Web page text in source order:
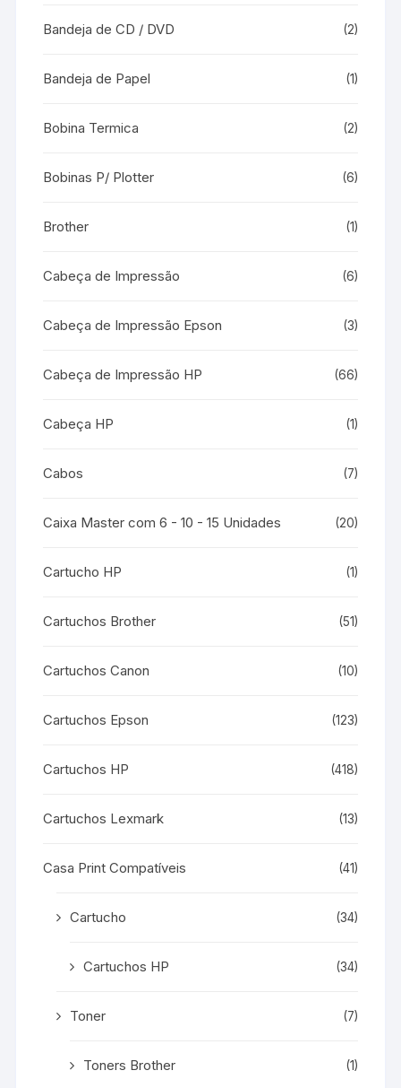
Bandeja de CD / DVD (2)
Bandeja de Papel (1)
Bobina Termica (2)
Bobinas P/ Plotter (6)
Brother (1)
Cabeça de Impressão (6)
Cabeça de Impressão Epson (3)
Cabeça de Impressão HP (66)
Cabeça HP (1)
Cabos (7)
Caixa Master com 6 - 10 - 15 Unidades (20)
Cartucho HP (1)
Cartuchos Brother (51)
Cartuchos Canon (10)
Cartuchos Epson (123)
Cartuchos HP (418)
Cartuchos Lexmark (13)
Casa Print Compatíveis (41)
Cartucho (34)
Cartuchos HP (34)
Toner (7)
Toners Brother (1)